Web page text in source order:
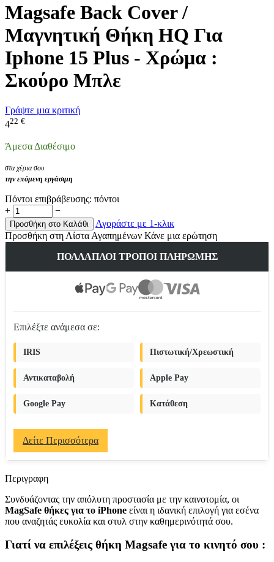
Magsafe Back Cover /
Μαγνητική Θήκη HQ Για
Iphone 15 Plus - Χρώμα :
Σκούρο Μπλε
Γράψτε μια κριτική
422 €
Άμεσα Διαθέσιμο
στα χέρια σου
την επόμενη εργάσιμη
Πόντοι επιβράβευσης: πόντοι
+
−
Προσθήκη στο Καλάθι
Αγοράστε με 1-κλικ
Προσθήκη στη Λίστα Αγαπημένων Κάνε μια ερώτηση
ΠΟΛΛΑΠΛΟΊ ΤΡΌΠΟΙ ΠΛΗΡΩΜΉΣ
Επιλέξτε ανάμεσα σε:
IRIS Πιστωτική/Χρεωστική
Αντικαταβολή Apple Pay
Google Pay Κατάθεση
Δείτε Περισσότερα
Περιγραφη
Συνδυάζοντας την απόλυτη προστασία με την καινοτομία, οι
MagSafe θήκες για το iPhone είναι η ιδανική επιλογή για εσένα
που αναζητάς ευκολία και στυλ στην καθημερινότητά σου.
Γιατί να επιλέξεις θήκη Magsafe για το κινητό σου :